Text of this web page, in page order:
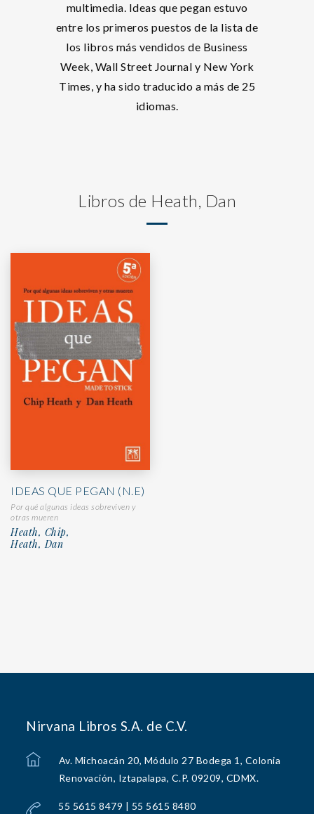
multimedia. Ideas que pegan estuvo
entre los primeros puestos de la lista de
los libros más vendidos de Business
Week, Wall Street Journal y New York
Times, y ha sido traducido a más de 25
idiomas.
Libros de Heath, Dan
IDEAS QUE PEGAN (N.E)
Por qué algunas ideas sobreviven y
otras mueren
Heath, Chip,
Heath, Dan
Nirvana Libros S.A. de C.V.
Av. Michoacán 20, Módulo 27 Bodega 1, Colonia
Renovación, Iztapalapa, C.P. 09209, CDMX.
55 5615 8479 | 55 5615 8480